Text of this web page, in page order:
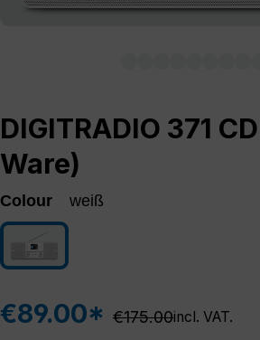
DIGITRADIO 371
Ware)
Colour weiß
weiß
€89.00* Regular price:
€175.00incl. VAT.